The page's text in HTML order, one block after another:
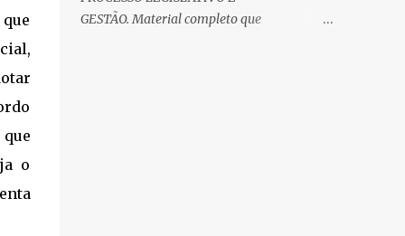
o
candidato precisa dominar o conteúdo
GESTÃO. Material completo que